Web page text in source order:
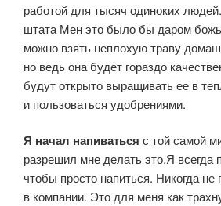
работой для тысяч одиноких
штата Мен это было бы даром
можно взять неплохую траву
но ведь она будет гораздо
будут открыто выращивать ее в
и пользоваться удобрениями.
Я начал напиваться с той самой
разрешил мне делать это.Я всегда
чтобы просто напиться. Никогда
в компании. Это для меня как